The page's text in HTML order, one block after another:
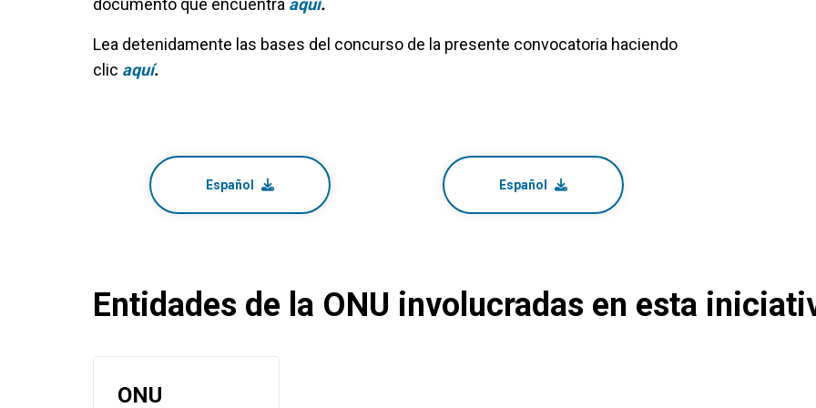
documento que encuentra aquí.
Lea detenidamente las bases del concurso de la presente convocatoria haciendo
clic aquí.
Español Español
Entidades de la ONU involucradas en esta
ONU